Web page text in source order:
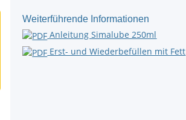
Weiterführende Informationen
Anleitung Simalube 250ml
Erst- und Wiederbefüllen mit Fett